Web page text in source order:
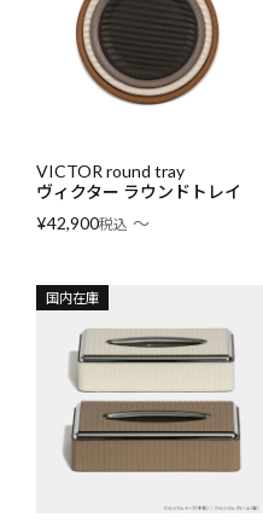
VICTOR round tray
ヴィクター ラウンドトレイ
¥42,900税込 〜
国内在庫